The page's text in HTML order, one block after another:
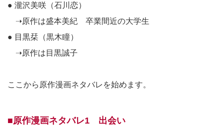
● 瀧沢美咲（石川恋）
➝原作は盛本美紀 卒業間近の大学生
● 目黒栞（黒木瞳）
➝原作は目黒誠子
ここから原作漫画ネタバレを始めます。
■原作漫画ネタバレ1 出会い